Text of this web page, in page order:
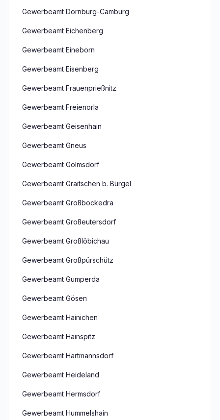
Gewerbeamt Dornburg-Camburg
Gewerbeamt Eichenberg
Gewerbeamt Eineborn
Gewerbeamt Eisenberg
Gewerbeamt Frauenprießnitz
Gewerbeamt Freienorla
Gewerbeamt Geisenhain
Gewerbeamt Gneus
Gewerbeamt Golmsdorf
Gewerbeamt Graitschen b. Bürgel
Gewerbeamt Großbockedra
Gewerbeamt Großeutersdorf
Gewerbeamt Großlöbichau
Gewerbeamt Großpürschütz
Gewerbeamt Gumperda
Gewerbeamt Gösen
Gewerbeamt Hainichen
Gewerbeamt Hainspitz
Gewerbeamt Hartmannsdorf
Gewerbeamt Heideland
Gewerbeamt Hermsdorf
Gewerbeamt Hummelshain